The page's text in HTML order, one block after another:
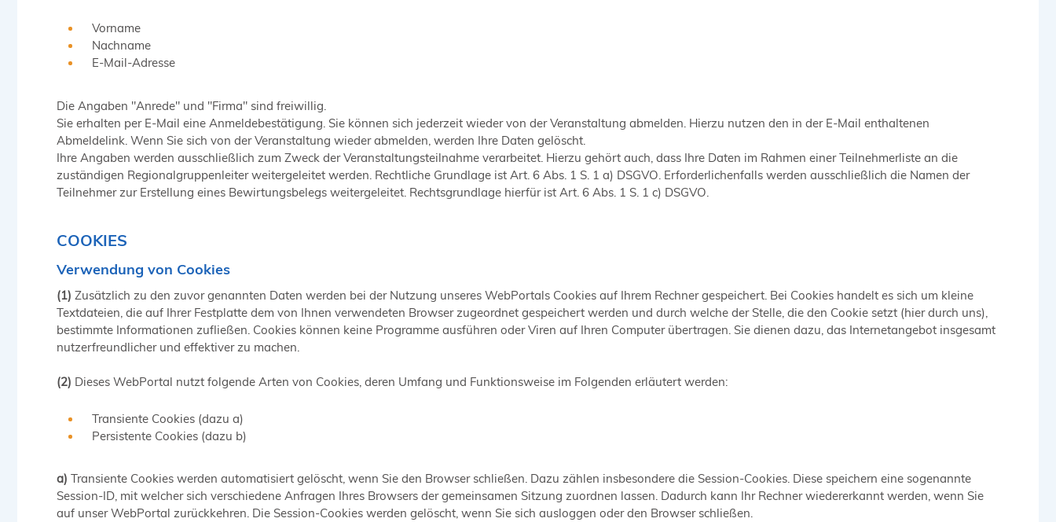
Vorname
Nachname
E-Mail-Adresse
Die Angaben "Anrede" und "Firma" sind freiwillig.
Sie erhalten per E-Mail eine Anmeldebestätigung. Sie können sich jederzeit wieder von der Veranstaltung abmelden. Hierzu nutzen den in der E-Mail enthaltenen
Abmeldelink. Wenn Sie sich von der Veranstaltung wieder abmelden, werden Ihre Daten gelöscht.
Ihre Angaben werden ausschließlich zum Zweck der Veranstaltungsteilnahme verarbeitet. Hierzu gehört auch, dass Ihre Daten im Rahmen einer Teilnehmerliste an die
zuständigen Regionalgruppenleiter weitergeleitet werden. Rechtliche Grundlage ist Art. 6 Abs. 1 S. 1 a) DSGVO. Erforderlichenfalls werden ausschließlich die Namen der
Teilnehmer zur Erstellung eines Bewirtungsbelegs weitergeleitet. Rechtsgrundlage hierfür ist Art. 6 Abs. 1 S. 1 c) DSGVO.
COOKIES
Verwendung von Cookies
(1) Zusätzlich zu den zuvor genannten Daten werden bei der Nutzung unseres WebPortals Cookies auf Ihrem Rechner gespeichert. Bei Cookies handelt es sich um kleine
Textdateien, die auf Ihrer Festplatte dem von Ihnen verwendeten Browser zugeordnet gespeichert werden und durch welche der Stelle, die den Cookie setzt (hier durch uns),
bestimmte Informationen zufließen. Cookies können keine Programme ausführen oder Viren auf Ihren Computer übertragen. Sie dienen dazu, das Internetangebot insgesamt
nutzerfreundlicher und effektiver zu machen.
(2) Dieses WebPortal nutzt folgende Arten von Cookies, deren Umfang und Funktionsweise im Folgenden erläutert werden:
Transiente Cookies (dazu a)
Persistente Cookies (dazu b)
a) Transiente Cookies werden automatisiert gelöscht, wenn Sie den Browser schließen. Dazu zählen insbesondere die Session-Cookies. Diese speichern eine sogenannte
Session-ID, mit welcher sich verschiedene Anfragen Ihres Browsers der gemeinsamen Sitzung zuordnen lassen. Dadurch kann Ihr Rechner wiedererkannt werden, wenn Sie
auf unser WebPortal zurückkehren. Die Session-Cookies werden gelöscht, wenn Sie sich ausloggen oder den Browser schließen.